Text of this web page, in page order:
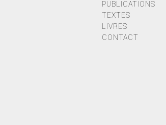
PUBLICATIONS
TEXTES
LIVRES
CONTACT